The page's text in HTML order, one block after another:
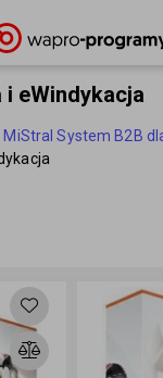
eWindykacja
System B2B